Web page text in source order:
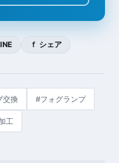
ｆ シェア
交換 #フォグランプ
工